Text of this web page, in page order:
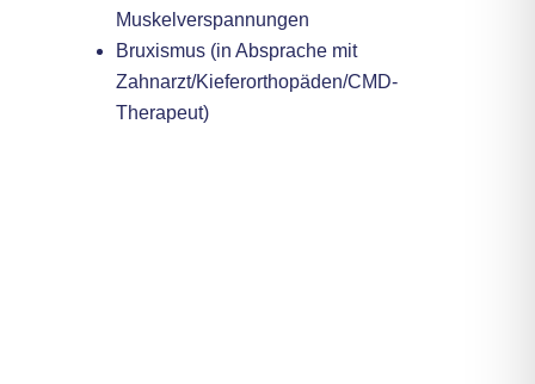
Muskelverspannungen
Bruxismus (in Absprache mit
Zahnarzt/Kieferorthopäden/CMD-
Therapeut)